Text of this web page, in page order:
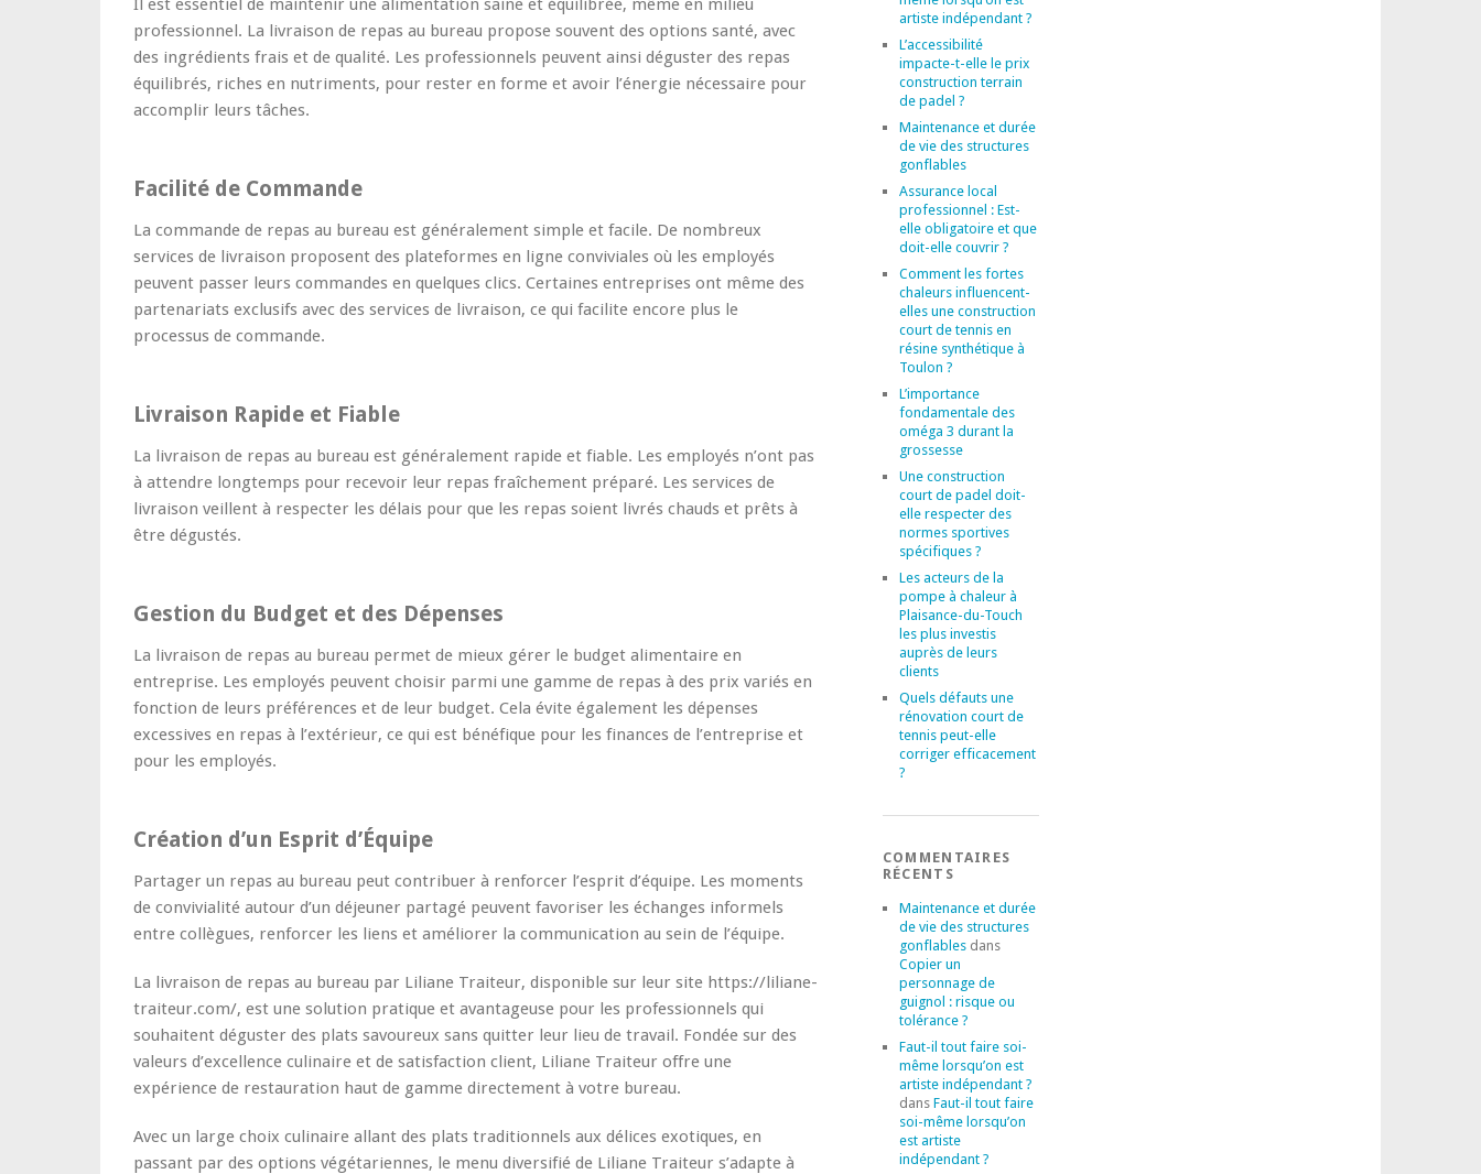
Il est essentiel de maintenir une alimentation saine et équilibrée, même en milieu
professionnel. La livraison de repas au bureau propose souvent des options santé, avec
des ingrédients frais et de qualité. Les professionnels peuvent ainsi déguster des repas
équilibrés, riches en nutriments, pour rester en forme et avoir l’énergie nécessaire pour
accomplir leurs tâches.
Facilité de Commande
La commande de repas au bureau est généralement simple et facile. De nombreux
services de livraison proposent des plateformes en ligne conviviales où les employés
peuvent passer leurs commandes en quelques clics. Certaines entreprises ont même des
partenariats exclusifs avec des services de livraison, ce qui facilite encore plus le
processus de commande.
Livraison Rapide et Fiable
La livraison de repas au bureau est généralement rapide et fiable. Les employés n’ont pas
à attendre longtemps pour recevoir leur repas fraîchement préparé. Les services de
livraison veillent à respecter les délais pour que les repas soient livrés chauds et prêts à
être dégustés.
Gestion du Budget et des Dépenses
La livraison de repas au bureau permet de mieux gérer le budget alimentaire en
entreprise. Les employés peuvent choisir parmi une gamme de repas à des prix variés en
fonction de leurs préférences et de leur budget. Cela évite également les dépenses
excessives en repas à l’extérieur, ce qui est bénéfique pour les finances de l’entreprise et
pour les employés.
Création d’un Esprit d’Équipe
Partager un repas au bureau peut contribuer à renforcer l’esprit d’équipe. Les moments
de convivialité autour d’un déjeuner partagé peuvent favoriser les échanges informels
entre collègues, renforcer les liens et améliorer la communication au sein de l’équipe.
La livraison de repas au bureau par Liliane Traiteur, disponible sur leur site https://liliane-
traiteur.com/, est une solution pratique et avantageuse pour les professionnels qui
souhaitent déguster des plats savoureux sans quitter leur lieu de travail. Fondée sur des
valeurs d’excellence culinaire et de satisfaction client, Liliane Traiteur offre une
expérience de restauration haut de gamme directement à votre bureau.
Avec un large choix culinaire allant des plats traditionnels aux délices exotiques, en
passant par des options végétariennes, le menu diversifié de Liliane Traiteur s’adapte à
artiste indépendant ?
L’accessibilité
impacte-t-elle le prix
construction terrain
de padel ?
Maintenance et durée
de vie des structures
gonflables
Assurance local
professionnel : Est-
elle obligatoire et que
doit-elle couvrir ?
Comment les fortes
chaleurs influencent-
elles une construction
court de tennis en
résine synthétique à
Toulon ?
L’importance
fondamentale des
oméga 3 durant la
grossesse
Une construction
court de padel doit-
elle respecter des
normes sportives
spécifiques ?
Les acteurs de la
pompe à chaleur à
Plaisance-du-Touch
les plus investis
auprès de leurs
clients
Quels défauts une
rénovation court de
tennis peut-elle
corriger efficacement
?
COMMENTAIRES
RÉCENTS
Maintenance et durée
de vie des structures
gonflablesdans
Copier un
personnage de
guignol : risque ou
tolérance ?
Faut-il tout faire soi-
même lorsqu’on est
artiste indépendant ?
dans Faut-il tout faire
soi-même lorsqu’on
est artiste
indépendant ?